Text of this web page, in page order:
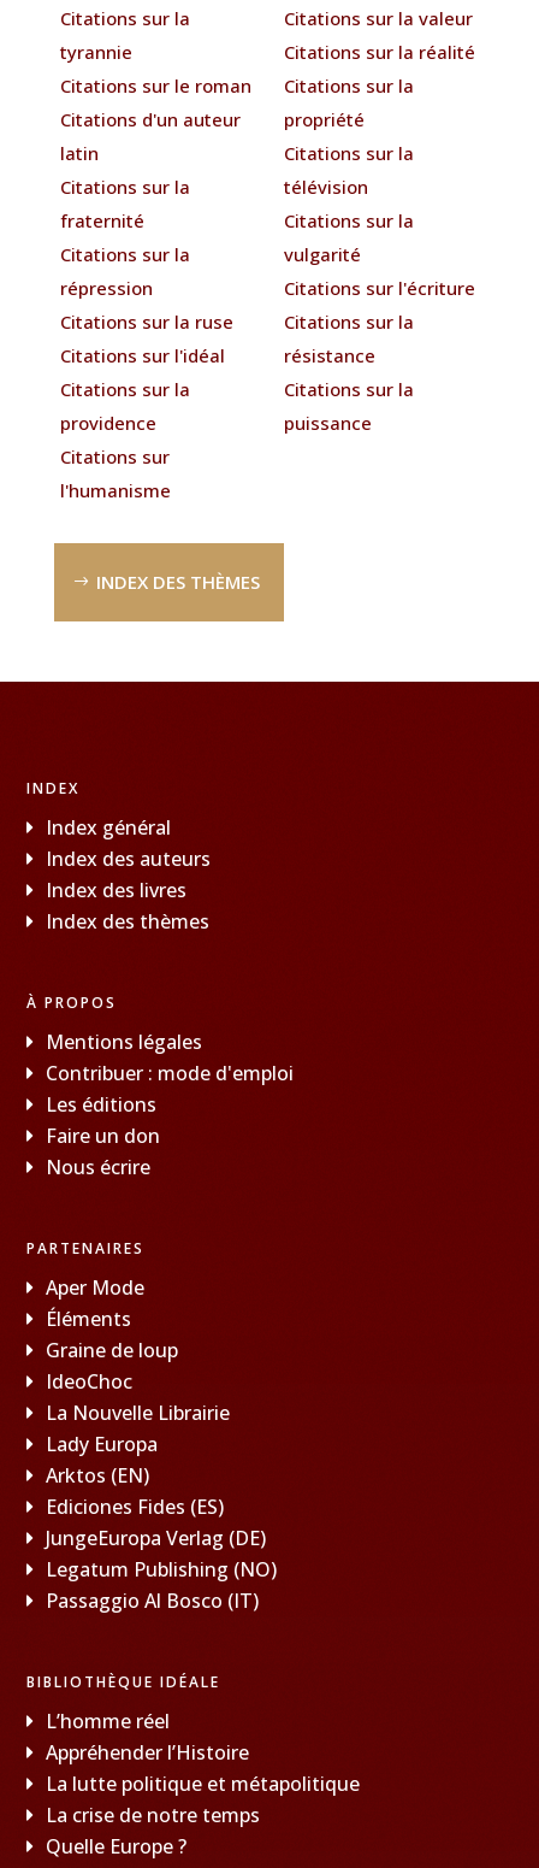
Citations sur la
tyrannie
Citations sur le roman
Citations d'un auteur
latin
Citations sur la
fraternité
Citations sur la
répression
Citations sur la ruse
Citations sur l'idéal
Citations sur la
providence
Citations sur
l'humanisme
Citations sur la valeur
Citations sur la réalité
Citations sur la
propriété
Citations sur la
télévision
Citations sur la
vulgarité
Citations sur l'écriture
Citations sur la
résistance
Citations sur la
puissance
INDEX DES THÈMES
INDEX
Index général
Index des auteurs
Index des livres
Index des thèmes
À PROPOS
Mentions légales
Contribuer : mode d'emploi
Les éditions
Faire un don
Nous écrire
PARTENAIRES
Aper Mode
Éléments
Graine de loup
IdeoChoc
La Nouvelle Librairie
Lady Europa
Arktos (EN)
Ediciones Fides (ES)
JungeEuropa Verlag (DE)
Legatum Publishing (NO)
Passaggio Al Bosco (IT)
BIBLIOTHÈQUE IDÉALE
L’homme réel
Appréhender l’Histoire
La lutte politique et métapolitique
La crise de notre temps
Quelle Europe ?